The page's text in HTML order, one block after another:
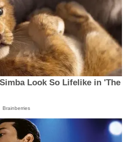
Look So Lifelike in 'The
Brainberries